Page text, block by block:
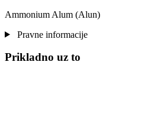
Ammonium Alum (Alun)
Pravne informacije
Prikladno uz to